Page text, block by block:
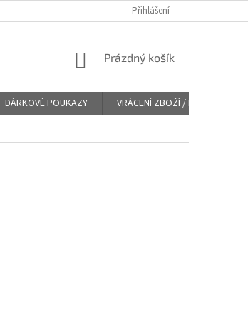
Přihlášení
NÁKUPNÍ
Prázdný košík
DÁRKOVÉ POUKAZY
VRÁCENÍ ZBOŽÍ / REKLAMACE